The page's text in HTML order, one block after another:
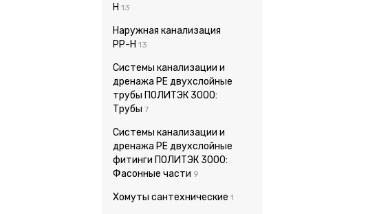
H 13
Наружная канализация
PP-H 13
Системы канализации и
дренажа PE двухслойные
трубы ПОЛИТЭК 3000:
Трубы 7
Системы канализации и
дренажа PE двухслойные
фитинги ПОЛИТЭК 3000:
Фасонные части 9
Хомуты сантехнические 1